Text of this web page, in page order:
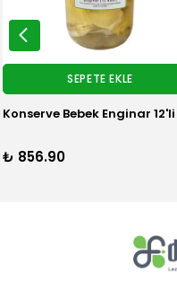
SEPETE EKLE
Enginar
2,400.00